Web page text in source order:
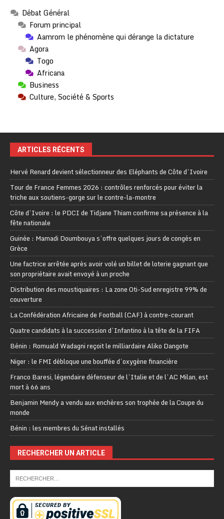
Débat Général
Forum principal
Aamrom le phénomène qui dérange la dictature
Agora
Togo
Africana
Business
Culture, Société & Sports
ARTICLES RÉCENTS
Hervé Renard devient sélectionneur des Eléphants de Côte d’Ivoire
Tour de France Femmes 2026 : contrôles renforcés pour éviter la
triche aux soutiens-gorge sur le contre-la-montre
Côte d’Ivoire : le PDCI de Tidjane Thiam confirme sa présence à la
fête nationale
Guinée : Mamadi Doumbouya s’offre quelques jours de congés en
Grèce
Une factrice arrêtée après avoir volé un billet de loterie gagnant que
son propriétaire avait envoyé à un proche
Distribution des moustiquaires : La zone Oti-Sud enregistre 99% de
couverture
La Confédération Africaine de Football (CAF) à contre-courant
Quatre candidats à la succession d’Infantino à la tête de la FIFA
Bénin : Romuald Wadagni reçoit le milliardaire Aliko Dangote
Niger : le FMI débloque une bouffée d’oxygène financière
Franco Baresi, légendaire défenseur de l’Italie et de l’AC Milan, est
mort à 66 ans
Benjamin Mendy a vendu aux enchères son trophée de la Coupe du
monde
Bénin : les membres du Sénat installés
RECHERCHER UN ARTICLE